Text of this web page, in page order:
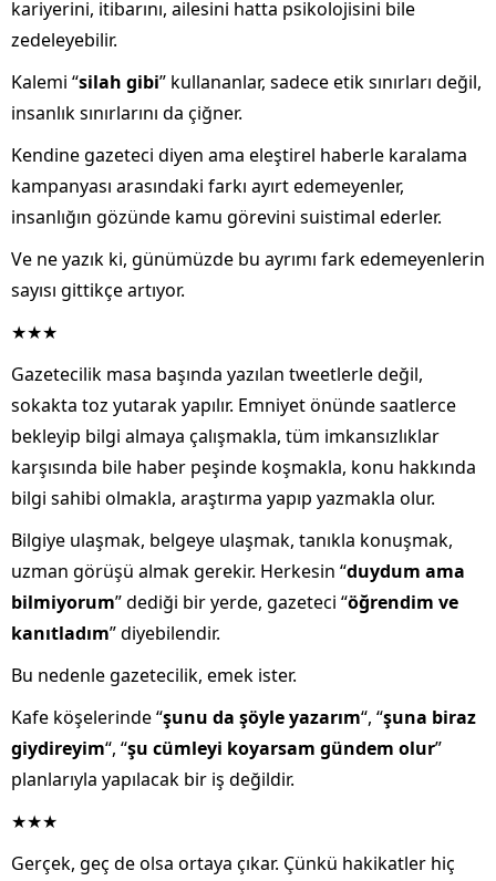
kariyerini, itibarını, ailesini hatta psikolojisini bile
zedeleyebilir.
Kalemi “silah gibi” kullananlar, sadece etik sınırları değil,
insanlık sınırlarını da çiğner.
Kendine gazeteci diyen ama eleştirel haberle karalama
kampanyası arasındaki farkı ayırt edemeyenler,
insanlığın gözünde kamu görevini suistimal ederler.
Ve ne yazık ki, günümüzde bu ayrımı fark edemeyenlerin
sayısı gittikçe artıyor.
★★★
Gazetecilik masa başında yazılan tweetlerle değil,
sokakta toz yutarak yapılır. Emniyet önünde saatlerce
bekleyip bilgi almaya çalışmakla, tüm imkansızlıklar
karşısında bile haber peşinde koşmakla, konu hakkında
bilgi sahibi olmakla, araştırma yapıp yazmakla olur.
Bilgiye ulaşmak, belgeye ulaşmak, tanıkla konuşmak,
uzman görüşü almak gerekir. Herkesin “duydum ama
bilmiyorum” dediği bir yerde, gazeteci “öğrendim ve
kanıtladım” diyebilendir.
Bu nedenle gazetecilik, emek ister.
Kafe köşelerinde “şunu da şöyle yazarım“, “şuna biraz
giydireyim“, “şu cümleyi koyarsam gündem olur”
planlarıyla yapılacak bir iş değildir.
★★★
Gerçek, geç de olsa ortaya çıkar. Çünkü hakikatler hiç